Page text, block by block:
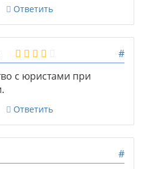
Ответить
#
с юристами при
Ответить
#